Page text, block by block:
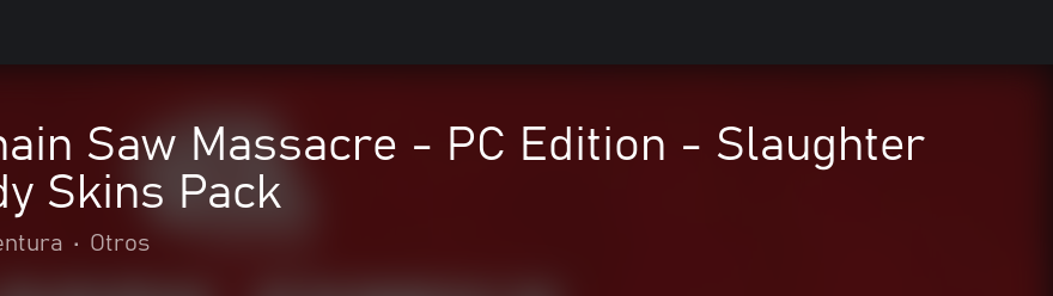
Saw Massacre - PC Edition - Slaughter
Skins Pack
• Otros